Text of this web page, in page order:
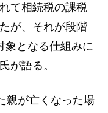
て相続税の課税
が、それが段階
象となる仕組みに
が語る。
親が亡くなった場